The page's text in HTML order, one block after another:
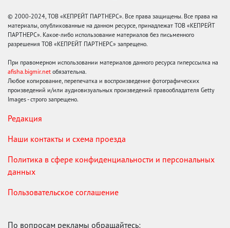
© 2000-2024, ТОВ «КЕПРЕЙТ ПАРТНЕРС». Все права защищены. Все права на
материалы, опубликованные на данном ресурсе, принадлежат ТОВ «КЕПРЕЙТ
ПАРТНЕРС». Какое-либо использование материалов без письменного
разрешения ТОВ «КЕПРЕЙТ ПАРТНЕРС» запрещено.
При правомерном использовании материалов данного ресурса гиперссылка на
afisha.bigmir.net обязательна.
Любое копирование, перепечатка и воспроизведение фотографических
произведений и/или аудиовизуальных произведений правообладателя Getty
Images - строго запрещено.
Редакция
Наши контакты и схема проезда
Политика в сфере конфиденциальности и персональных
данных
Пользовательское соглашение
По вопросам рекламы обращайтесь: